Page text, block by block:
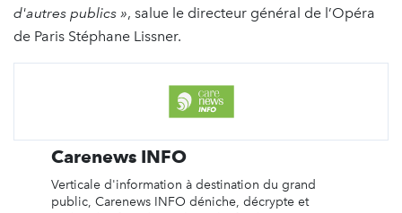
d'autres publics », salue le directeur général de l’Opéra
de Paris Stéphane Lissner.
Carenews INFO
Verticale d'information à destination du grand
public, Carenews INFO déniche, décrypte et